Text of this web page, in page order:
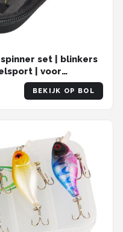
spinner set | blinkers
| voor
BEKIJK OP BOL